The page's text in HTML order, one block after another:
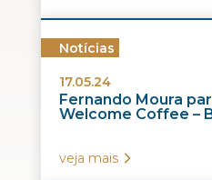
Notícias
17.05.24
Fernando Moura
Welcome Coffee –
veja mais